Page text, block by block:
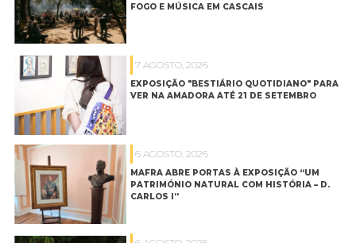
FOGO E MÚSICA EM CASCAIS
7 AGOSTO, 2026
EXPOSIÇÃO "BESTIÁRIO QUOTIDIANO" PARA
VER NA AMADORA ATÉ 21 DE SETEMBRO
6 AGOSTO, 2026
MAFRA ABRE PORTAS À EXPOSIÇÃO “UM
PATRIMÓNIO NATURAL COM HISTÓRIA – D.
CARLOS I”